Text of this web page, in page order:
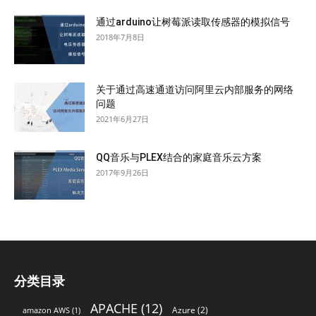
通过arduino让树莓派读取传感器的模拟信号
2018年7月8日
关于通过高速通道访问阿里云内部服务的网络
问题
2021年6月27日
QQ音乐与PLEX结合的家庭音乐云方案
2017年9月26日
分类目录
amazon AWS (1) APACHE (12) Azure (2)